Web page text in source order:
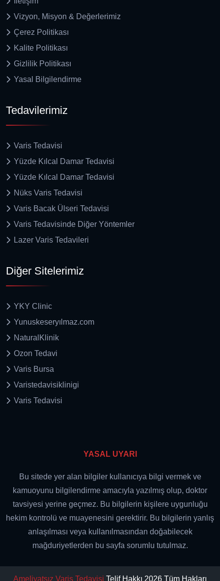
Vizyon, Misyon & Değerlerimiz
Çerez Politikası
Kalite Politikası
Gizlilik Politikası
Yasal Bilgilendirme
Tedavilerimiz
Varis Tedavisi
Yüzde Kılcal Damar Tedavisi
Yüzde Kılcal Damar Tedavisi
Nüks Varis Tedavisi
Varis Bacak Ülseri Tedavisi
Varis Tedavisinde Diğer Yöntemler
Lazer Varis Tedavileri
Diğer Sitelerimiz
YKY Clinic
Yunuskeseryılmaz.com
NaturalKlinik
Ozon Tedavi
Varis Bursa
Varistedavisiklinigi
Varis Tedavisi
YASAL UYARI
Bu sitede yer alan bilgiler kullanıcıya bilgi vermek ve
kamuoyunu bilgilendirme amacıyla yazılmış olup, doktor
tavsiyesi yerine geçmez. Bu bilgilerin kişilere uygunluğu
hekim kontrolü ve muayenesini gerektirir. Bu bilgilerin yanlış
anlaşılması veya kullanılmasından doğabilecek
mağduriyetlerden bu sayfa sorumlu tutulmaz.
Ameliyatsız Varis Tedavisi Telif Hakkı 2026 Tüm Hakları